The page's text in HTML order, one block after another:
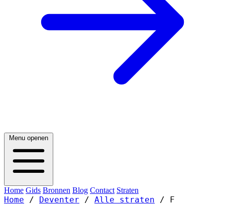
Menu openen
Home Gids Bronnen Blog Contact Straten
Home / Deventer / Alle straten / F